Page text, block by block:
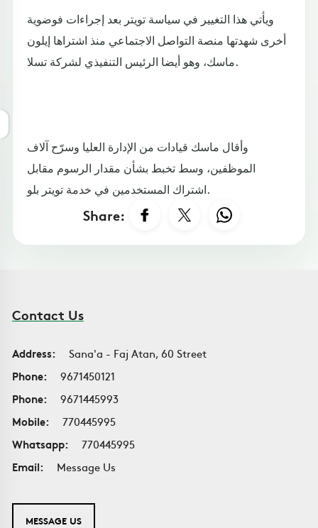
ويأتي هذا التغيير في سياسة تويتر بعد إجراءات فوضوية
أخرى شهدتها منصة التواصل الاجتماعي منذ اشتراها إيلون
ماسك، وهو أيضا الرئيس التنفيذي لشركة تسلا.
وأقال ماسك قيادات من الإدارة العليا وسرّح آلاف
الموظفين، وسط تخبط بشأن مقدار الرسوم مقابل
اشتراك المستخدمين في خدمة تويتر بلو.
Share:
Contact Us
Address:
Sana'a - Faj Atan, 60 Street
Phone:
9671450121
Phone:
9671445993
Mobile:
770445995
Whatsapp:
770445995
Email:
Message Us
MESSAGE US